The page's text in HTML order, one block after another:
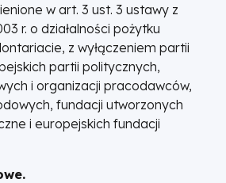
w art. 3 ust. 3 ustawy z
r. o działalności pożytku
z wyłączeniem partii
partii politycznych,
i organizacji pracodawców,
fundacji utworzonych
i europejskich fundacji